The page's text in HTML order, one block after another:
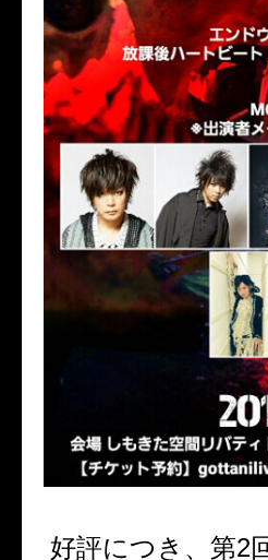
好評につき、第2